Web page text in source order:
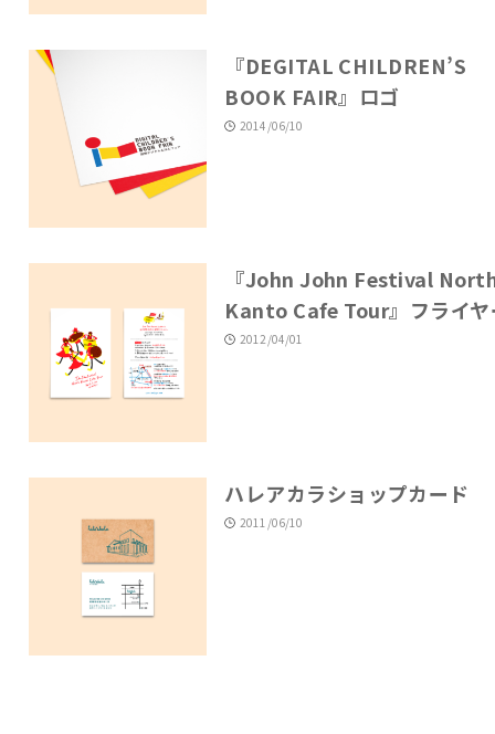
『DEGITAL CHILDREN’S
BOOK FAIR』ロゴ
2014/06/10
『John John Festival
Kanto Cafe Tour』フライヤ
2012/04/01
ハレアカラショップカード
2011/06/10